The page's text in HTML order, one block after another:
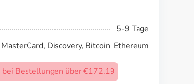
5-9 Tage
Discovery, Bitcoin, Ethereum
Bestellungen über €172.19